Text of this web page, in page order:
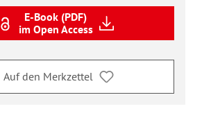
E-Book (PDF)
im Open Access
Auf den Merkzettel